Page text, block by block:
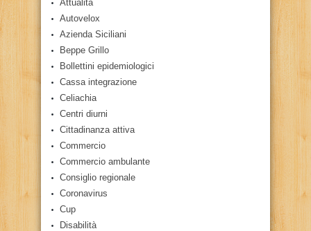
Attualità
Autovelox
Azienda Siciliani
Beppe Grillo
Bollettini epidemiologici
Cassa integrazione
Celiachia
Centri diurni
Cittadinanza attiva
Commercio
Commercio ambulante
Consiglio regionale
Coronavirus
Cup
Disabilità